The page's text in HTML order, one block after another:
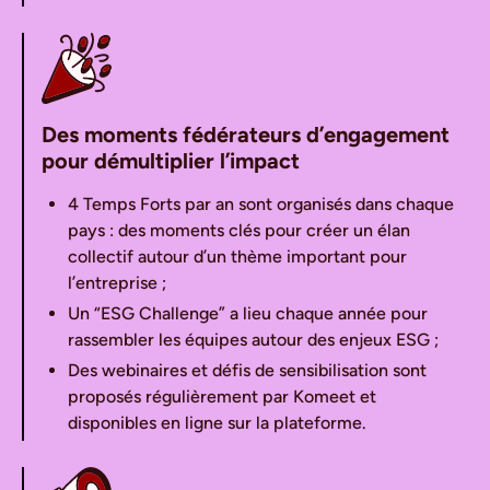
Des moments fédérateurs d’engagement
pour démultiplier l’impact
4 Temps Forts par an sont organisés dans chaque
pays : des moments clés pour créer un élan
collectif autour d’un thème important pour
l’entreprise ;
Un “ESG Challenge” a lieu chaque année pour
rassembler les équipes autour des enjeux ESG ;
Des webinaires et défis de sensibilisation sont
proposés régulièrement par Komeet et
disponibles en ligne sur la plateforme.